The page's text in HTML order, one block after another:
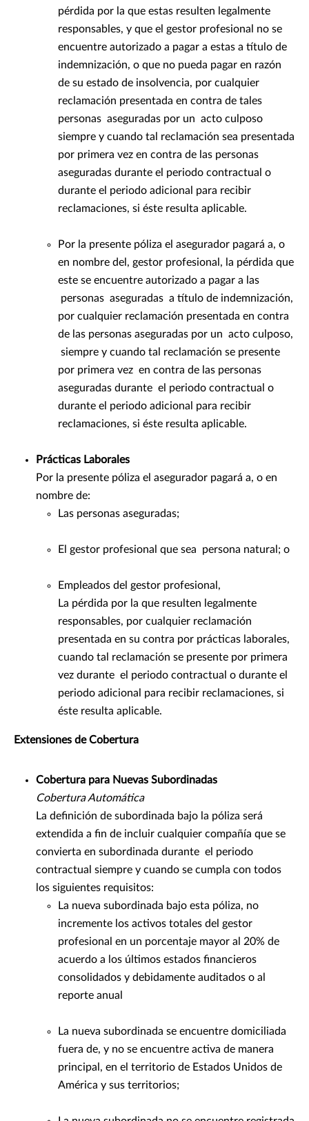
pérdida por la que estas resulten legalmente
responsables, y que el gestor profesional no se
encuentre autorizado a pagar a estas a título de
indemnización, o que no pueda pagar en razón
de su estado de insolvencia, por cualquier
reclamación presentada en contra de tales
personas aseguradas por un acto culposo
siempre y cuando tal reclamación sea presentada
por primera vez en contra de las personas
aseguradas durante el periodo contractual o
durante el periodo adicional para recibir
reclamaciones, si éste resulta aplicable.
Por la presente póliza el asegurador pagará a, o
en nombre del, gestor profesional, la pérdida que
este se encuentre autorizado a pagar a las
personas aseguradas a título de indemnización,
por cualquier reclamación presentada en contra
de las personas aseguradas por un acto culposo,
siempre y cuando tal reclamación se presente
por primera vez en contra de las personas
aseguradas durante el periodo contractual o
durante el periodo adicional para recibir
reclamaciones, si éste resulta aplicable.
Prácticas Laborales
Por la presente póliza el asegurador pagará a, o en
nombre de:
Las personas aseguradas;
El gestor profesional que sea persona natural; o
Empleados del gestor profesional,
La pérdida por la que resulten legalmente
responsables, por cualquier reclamación
presentada en su contra por prácticas laborales,
cuando tal reclamación se presente por primera
vez durante el periodo contractual o durante el
periodo adicional para recibir reclamaciones, si
éste resulta aplicable.
Extensiones de Cobertura
Cobertura para Nuevas Subordinadas
Cobertura Automática
La definición de subordinada bajo la póliza será
extendida a fin de incluir cualquier compañía que se
convierta en subordinada durante el periodo
contractual siempre y cuando se cumpla con todos
los siguientes requisitos:
La nueva subordinada bajo esta póliza, no
incremente los activos totales del gestor
profesional en un porcentaje mayor al 20% de
acuerdo a los últimos estados financieros
consolidados y debidamente auditados o al
reporte anual
La nueva subordinada se encuentre domiciliada
fuera de, y no se encuentre activa de manera
principal, en el territorio de Estados Unidos de
América y sus territorios;